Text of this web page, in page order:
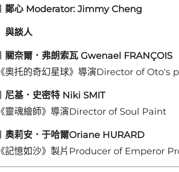
︱鄭心 Moderator: Jimmy Cheng
▎與談人
︱關奈爾．弗朗索瓦 Gwenael FRANÇOIS
《奧托的奇幻星球》導演Director of Oto's
︱尼基．史密特 Niki SMIT
《靈魂繪師》導演Director of Soul Paint
︱奧莉安．于哈爾Oriane HURARD
《記憶如沙》製片Producer of Emperor